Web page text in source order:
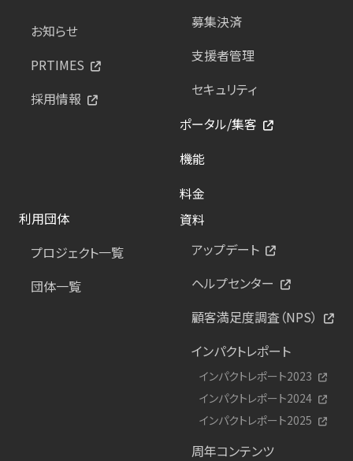
お知らせ
PRTIMES
採用情報
募集決済
支援者管理
セキュリティ
ポータル/集客
機能
料金
利用団体
プロジェクト一覧
団体一覧
資料
アップデート
ヘルプセンター
顧客満足度調査（NPS）
インパクトレポート
インパクトレポート2023
インパクトレポート2024
インパクトレポート2025
周年コンテンツ